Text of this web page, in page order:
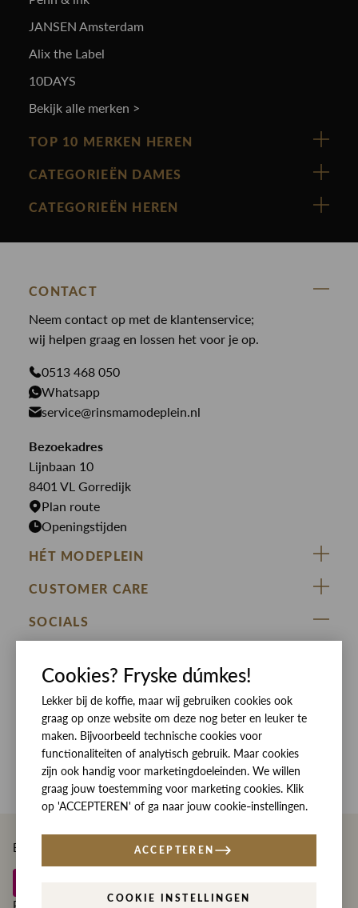
JANSEN Amsterdam
Alix the Label
10DAYS
Bekijk alle merken >
TOP 10 MERKEN HEREN
Vanguard
Cast Iron
Paul en Shark
Genti
PME Legend
Butcher of Blue
Bekijk alle merken >
CATEGORIEËN DAMES
Nieuw binnen
Blouses
Broeken
Gilets
Jassen
Jeans
Jumpsuits
Jurken
Rokken
CATEGORIEËN HEREN
Broeken
Colberts
Giftcards
Jassen
Overhemden
Truien
T-shirts
CONTACT
Neem contact op met de klantenservice;
wij helpen graag en lossen het voor je op.
0513 468 050
Whatsapp
service@rinsmamodeplein.nl
Bezoekadres
Lijnbaan 10
8401 VL Gorredijk
Plan route
Openingstijden
HÉT MODEPLEIN
ZIJ VAN RINSMA
DE HEEREN VAN RINSMA
RINSMA.CONCEPTS
Eten en drinken
Openingstijden
Werken bij RINSMA
CUSTOMER CARE
Veelgestelde vragen
Betaalmethoden
Bezorgen
Contact
Reviews
SOCIALS
Betaal eenvoudig en veilig met
Cookies? Fryske dúmkes!
Lekker bij de koffie, maar wij gebruiken cookies ook
graag op onze website om deze nog beter en leuker te
maken. Bijvoorbeeld technische cookies voor
functionaliteiten of analytisch gebruik. Maar cookies
zijn ook handig voor marketingdoeleinden. We willen
graag jouw toestemming voor marketing cookies. Klik
op 'ACCEPTEREN' of ga naar jouw cookie-instellingen.
COOKIE INSTELLINGEN
ACCEPTEREN